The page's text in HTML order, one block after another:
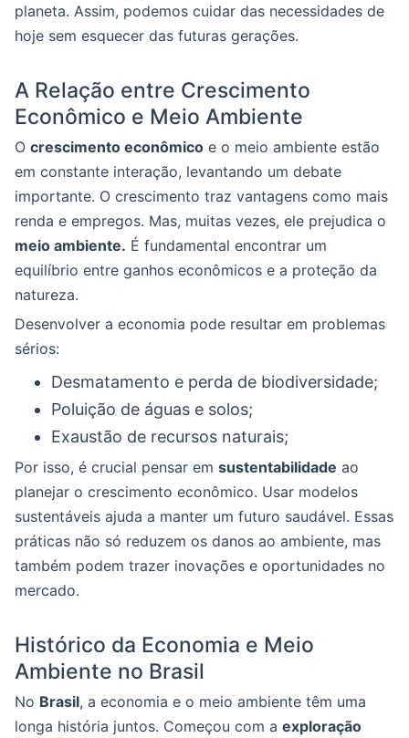
planeta. Assim, podemos cuidar das necessidades de
hoje sem esquecer das futuras gerações.
A Relação entre Crescimento
Econômico e Meio Ambiente
O crescimento econômico e o meio ambiente estão
em constante interação, levantando um debate
importante. O crescimento traz vantagens como mais
renda e empregos. Mas, muitas vezes, ele prejudica o
meio ambiente. É fundamental encontrar um
equilíbrio entre ganhos econômicos e a proteção da
natureza.
Desenvolver a economia pode resultar em problemas
sérios:
Desmatamento e perda de biodiversidade;
Poluição de águas e solos;
Exaustão de recursos naturais;
Por isso, é crucial pensar em sustentabilidade ao
planejar o crescimento econômico. Usar modelos
sustentáveis ajuda a manter um futuro saudável. Essas
práticas não só reduzem os danos ao ambiente, mas
também podem trazer inovações e oportunidades no
mercado.
Histórico da Economia e Meio
Ambiente no Brasil
No Brasil, a economia e o meio ambiente têm uma
longa história juntos. Começou com a exploração